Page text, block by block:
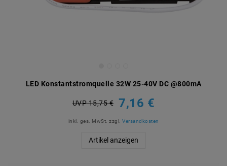
LED Konstantstromquelle 32W 25-40V DC @800mA
UVP 15,75 € 7,16 €
inkl. ges. MwSt. zzgl. Versandkosten
Artikel anzeigen